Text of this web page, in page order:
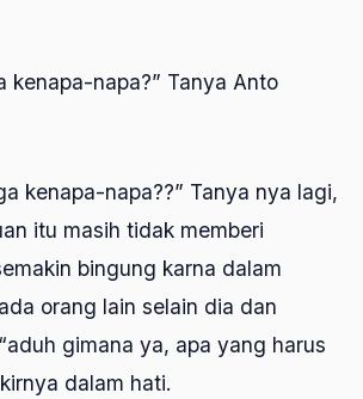
kenapa-napa?” Tanya Anto
kenapa-napa??” Tanya nya lagi,
itu masih tidak memberi
bingung karna dalam
orang lain selain dia dan
gimana ya, apa yang harus
dalam hati.